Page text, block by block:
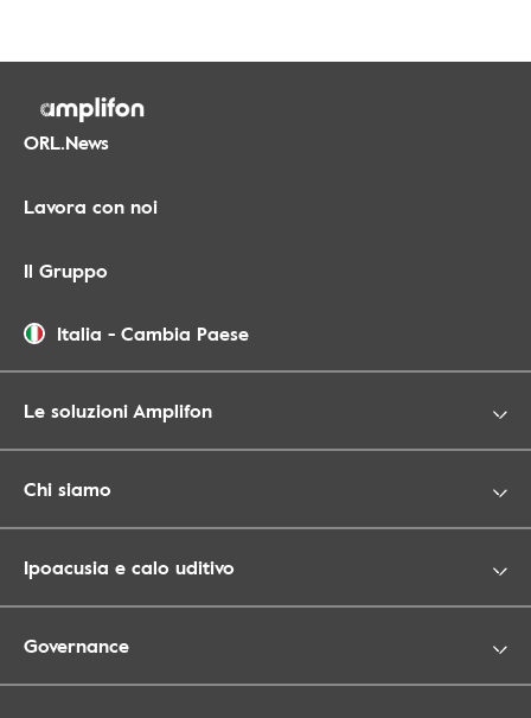
ORL.News
Lavora con noi
Il Gruppo
Italia - Cambia Paese
Le soluzioni Amplifon
Chi siamo
Ipoacusia e calo uditivo
Governance